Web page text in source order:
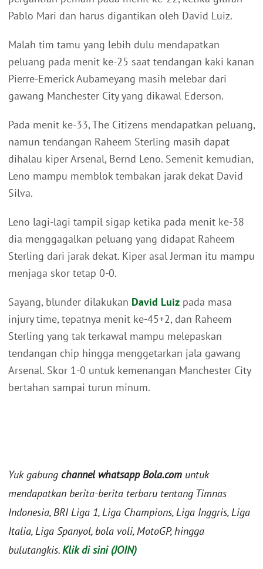
Pablo Mari dan harus digantikan oleh David Luiz.
Malah tim tamu yang lebih dulu mendapatkan
peluang pada menit ke-25 saat tendangan kaki kanan
Pierre-Emerick Aubameyang masih melebar dari
gawang Manchester City yang dikawal Ederson.
Pada menit ke-33, The Citizens mendapatkan peluang,
namun tendangan Raheem Sterling masih dapat
dihalau kiper Arsenal, Bernd Leno. Semenit kemudian,
Leno mampu memblok tembakan jarak dekat David
Silva.
Leno lagi-lagi tampil sigap ketika pada menit ke-38
dia menggagalkan peluang yang didapat Raheem
Sterling dari jarak dekat. Kiper asal Jerman itu mampu
menjaga skor tetap 0-0.
Sayang, blunder dilakukan David Luiz pada masa
injury time, tepatnya menit ke-45+2, dan Raheem
Sterling yang tak terkawal mampu melepaskan
tendangan chip hingga menggetarkan jala gawang
Arsenal. Skor 1-0 untuk kemenangan Manchester City
bertahan sampai turun minum.
Yuk gabung channel whatsapp Bola.com untuk
mendapatkan berita-berita terbaru tentang Timnas
Indonesia, BRI Liga 1, Liga Champions, Liga Inggris, Liga
Italia, Liga Spanyol, bola voli, MotoGP, hingga
bulutangkis.Klik di sini (JOIN)